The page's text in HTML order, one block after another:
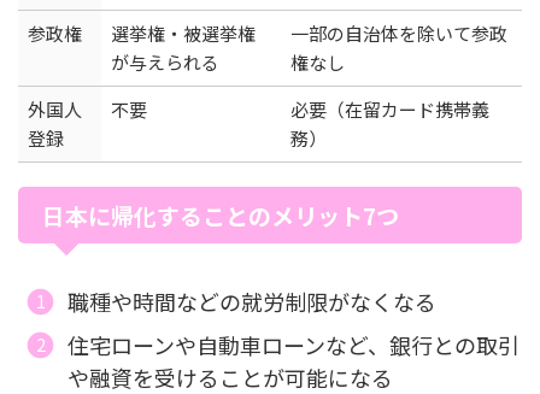
参政権
選挙権・被選挙権
が与えられる
一部の自治体を除いて参政
権なし
外国人
登録
不要
必要（在留カード携帯義
務）
日本に帰化することのメリット7つ
職種や時間などの就労制限がなくなる
住宅ローンや自動車ローンなど、銀行との取引
や融資を受けることが可能になる